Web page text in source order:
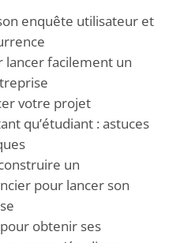
enquête utilisateur et
lancer facilement un
votre projet
qu’étudiant : astuces
un
pour lancer son
obtenir ses